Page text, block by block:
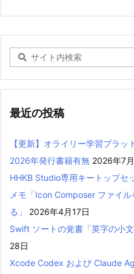
最近の投稿
【更新】オライリー学習プラ
2026年発行書籍有無 2026年7
HHKB Studio専用キートップセ
メモ「Icon Composer ファイ
る」
2026年4月17日
Swift ソートの覚書「英字の小文
28日
Xcode Codex および Claude